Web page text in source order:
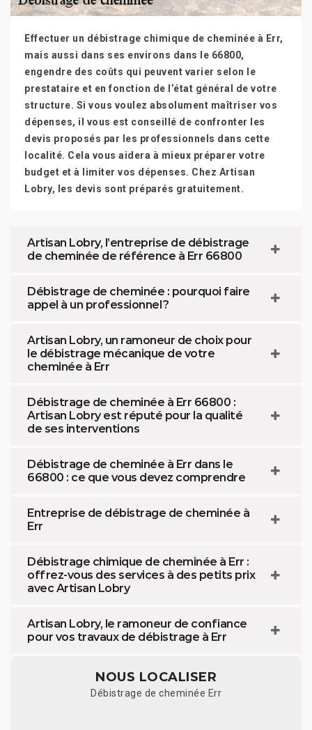
Effectuer un débistrage chimique de cheminée à Err,
mais aussi dans ses environs dans le 66800,
engendre des coûts qui peuvent varier selon le
prestataire et en fonction de l’état général de votre
structure. Si vous voulez absolument maîtriser vos
dépenses, il vous est conseillé de confronter les
devis proposés par les professionnels dans cette
localité. Cela vous aidera à mieux préparer votre
budget et à limiter vos dépenses. Chez Artisan
Lobry, les devis sont préparés gratuitement.
Artisan Lobry, l’entreprise de débistrage
de cheminée de référence à Err 66800
Débistrage de cheminée : pourquoi faire
appel à un professionnel ?
Artisan Lobry, un ramoneur de choix pour
le débistrage mécanique de votre
cheminée à Err
Débistrage de cheminée à Err 66800 :
Artisan Lobry est réputé pour la qualité
de ses interventions
Débistrage de cheminée à Err dans le
66800 : ce que vous devez comprendre
Entreprise de débistrage de cheminée à
Err
Débistrage chimique de cheminée à Err :
offrez-vous des services à des petits prix
avec Artisan Lobry
Artisan Lobry, le ramoneur de confiance
pour vos travaux de débistrage à Err
NOUS LOCALISER
Débistrage de cheminée Err